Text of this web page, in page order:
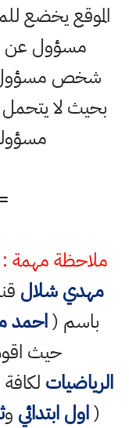
الموقع يخضع
مسؤول عن
شخص مسؤول
بحيث لا
ملاحظة مهمة :
مهدي شلال
باسم (احمد
حيث
الرياضيات لكافة
(اول ابتدائي و